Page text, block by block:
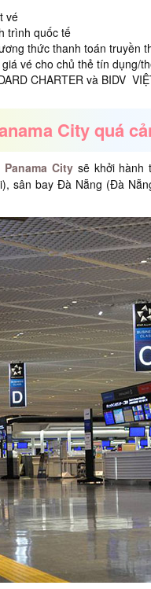
vé
trình quốc tế
thức thanh toán truyền
vé cho chủ thẻ tín dụng/
CHARTER và BIDV
City quá
City sẽ khởi hành
sân bay Đà Nẵng (Đà